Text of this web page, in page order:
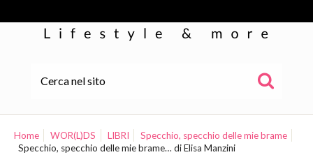
WOR(L)DS
Home WOR(L)DS LIBRI
Specchio, specchio delle mie brame
Specchio, specchio delle mie brame… di Elisa Manzini